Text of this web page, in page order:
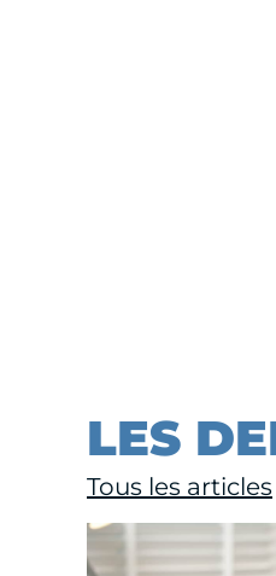
LES
Tous les articles